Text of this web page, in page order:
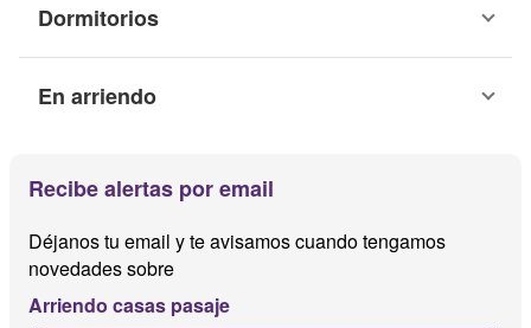
Dormitorios
En arriendo
Recibe alertas por email
Déjanos tu email y te avisamos cuando tengamos
novedades sobre
Arriendo casas pasaje